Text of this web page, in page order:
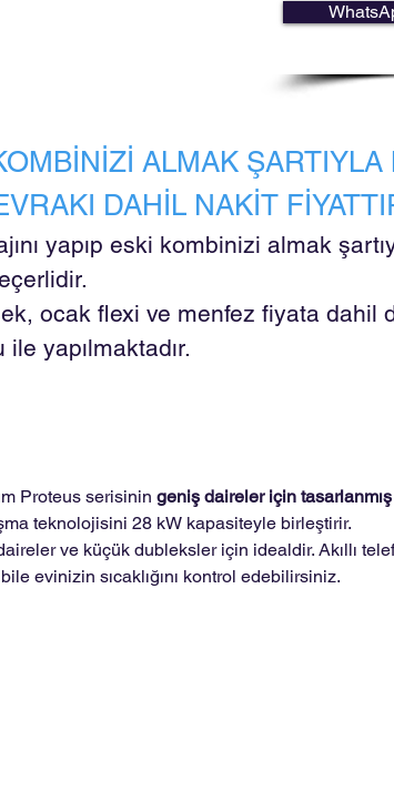
ALMAK ŞARTIYLA
DAHİL NAKİT
yapıp eski kombinizi almak
ocak flexi ve menfez fiyata dahil
yapılmaktadır.
Proteus serisinin geniş daireler için tasarlanmış
teknolojisini 28 kW kapasiteyle birleştirir.
ve küçük dubleksler için idealdir. Akıllı
evinizin sıcaklığını kontrol edebilirsiniz.